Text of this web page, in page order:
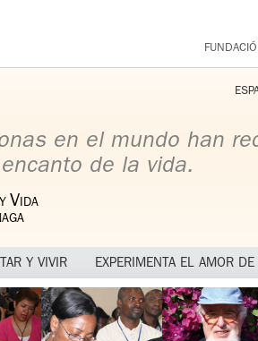
en el mundo han
de la vida.
V IDA
Y VIVIR EXPERIMENTA EL AMOR